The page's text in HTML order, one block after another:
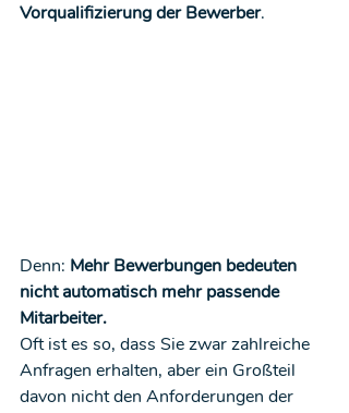
Vorqualifizierung der Bewerber.
Denn: Mehr Bewerbungen bedeuten
nicht automatisch mehr passende
Mitarbeiter.
Oft ist es so, dass Sie zwar zahlreiche
Anfragen erhalten, aber ein Großteil
davon nicht den Anforderungen der